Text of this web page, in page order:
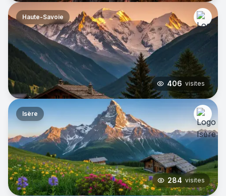
Haute-Savoie
406 visites
Isère
284 visites